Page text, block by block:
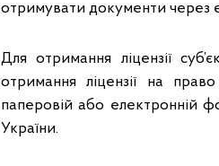
отримувати документи через
Для отримання ліцензії
отримання ліцензії на
паперовій або електронній
України.